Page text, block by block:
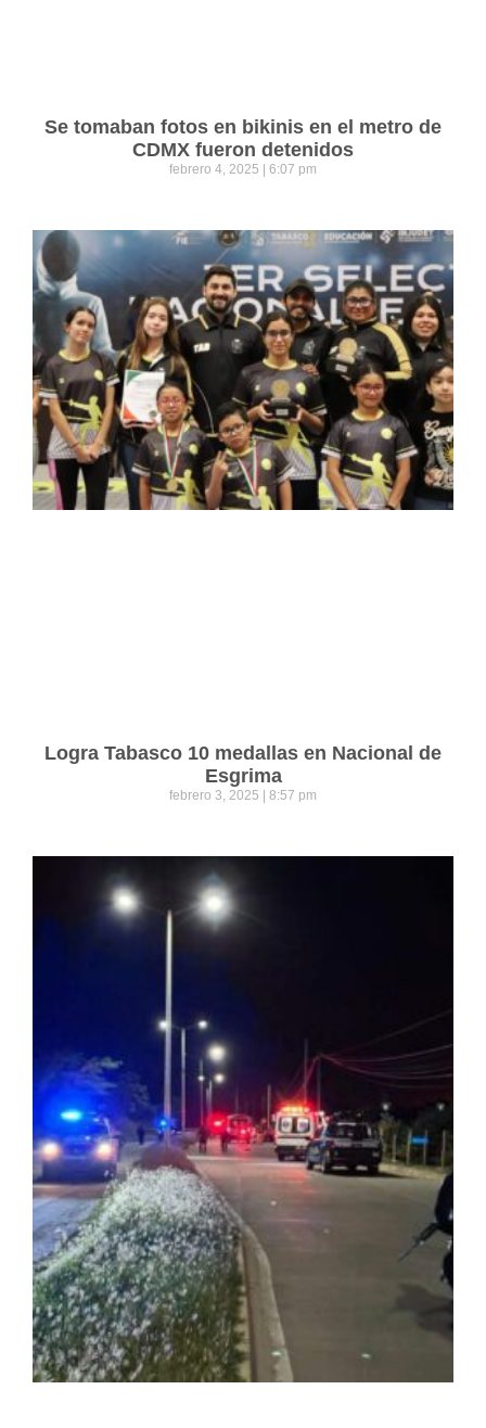
Se tomaban fotos en bikinis en el metro de
CDMX fueron detenidos
febrero 4, 2025 6:07 pm
Logra Tabasco 10 medallas en Nacional de
Esgrima
febrero 3, 2025 8:57 pm